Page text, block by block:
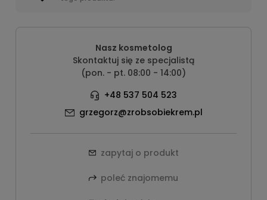
Nasz kosmetolog
Skontaktuj się ze specjalistą
(pon. - pt. 08:00 - 14:00)
+48 537 504 523
grzegorz@zrobsobiekrem.pl
zapytaj o produkt
poleć znajomemu